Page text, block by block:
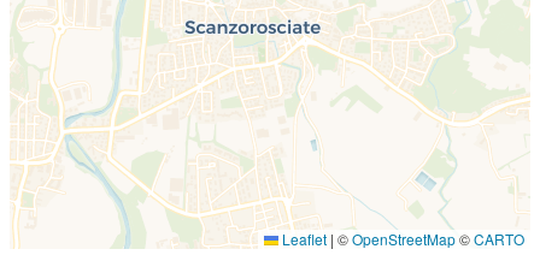
Leaflet | ©OpenStreetMap©CARTO